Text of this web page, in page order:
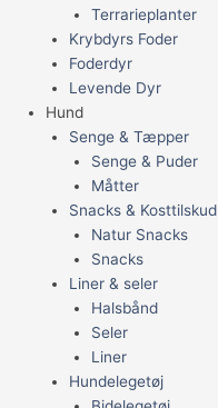
Terrarieplanter
Krybdyrs Foder
Foderdyr
Levende Dyr
Hund
Senge & Tæpper
Senge & Puder
Måtter
Snacks & Kosttilskud
Natur Snacks
Snacks
Liner & seler
Halsbånd
Seler
Liner
Hundelegetøj